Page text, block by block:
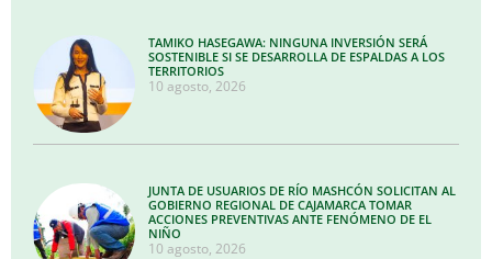
TAMIKO HASEGAWA: NINGUNA INVERSIÓN SERÁ
SOSTENIBLE SI SE DESARROLLA DE ESPALDAS A LOS
TERRITORIOS
10 agosto, 2026
JUNTA DE USUARIOS DE RÍO MASHCÓN SOLICITAN AL
GOBIERNO REGIONAL DE CAJAMARCA TOMAR
ACCIONES PREVENTIVAS ANTE FENÓMENO DE EL
NIÑO
10 agosto, 2026